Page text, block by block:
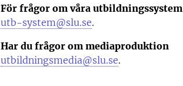
För frågor om våra utbildningssystem
utb-system@slu.se.
Har du frågor om mediaproduktion
utbildningsmedia@slu.se.